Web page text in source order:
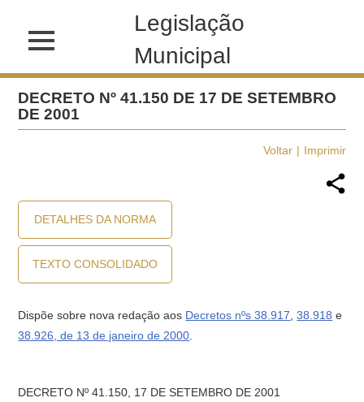
Legislação
Municipal
DECRETO Nº 41.150 DE 17 DE SETEMBRO
DE 2001
Voltar Imprimir
DETALHES DA NORMA
TEXTO CONSOLIDADO
Dispõe sobre nova redação aos Decretos nºs 38.917 ,38.918 e
38.926, de 13 de janeiro de 2000
DECRETO Nº 41.150, 17 DE SETEMBRO DE 2001